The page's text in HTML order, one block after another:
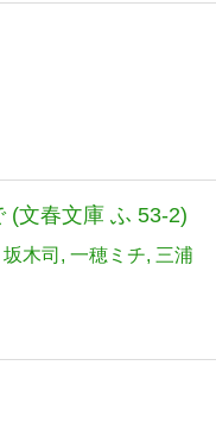
(文春文庫 ふ 53-2)
坂木司 一穂ミチ 三浦